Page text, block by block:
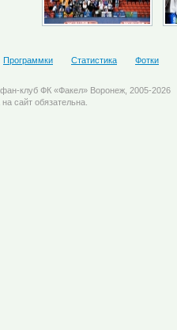
Программки Статистика Фотки
клуб ФК «Факел» Воронеж, 2005-2026
сайт обязательна.